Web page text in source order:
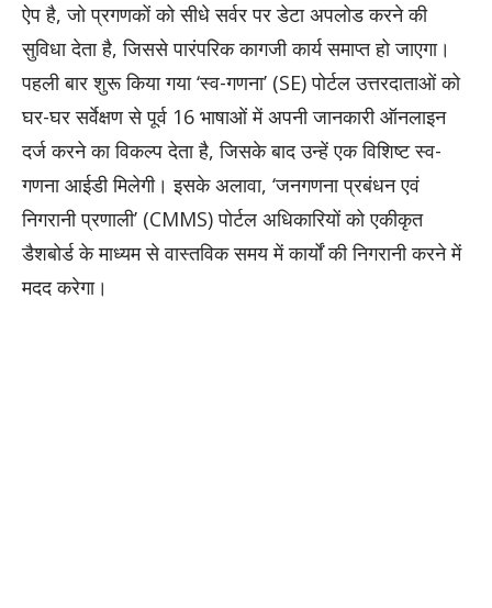
ऐप है, जो प्रगणकों को सीधे सर्वर पर डेटा अपलोड करने की
सुविधा देता है, जिससे पारंपरिक कागजी कार्य समाप्त हो जाएगा।
पहली बार शुरू किया गया ‘स्व-गणना’ (SE) पोर्टल उत्तरदाताओं को
घर-घर सर्वेक्षण से पूर्व 16 भाषाओं में अपनी जानकारी ऑनलाइन
दर्ज करने का विकल्प देता है, जिसके बाद उन्हें एक विशिष्ट स्व-
गणना आईडी मिलेगी। इसके अलावा, ‘जनगणना प्रबंधन एवं
निगरानी प्रणाली’ (CMMS) पोर्टल अधिकारियों को एकीकृत
डैशबोर्ड के माध्यम से वास्तविक समय में कार्यों की निगरानी करने में
मदद करेगा।